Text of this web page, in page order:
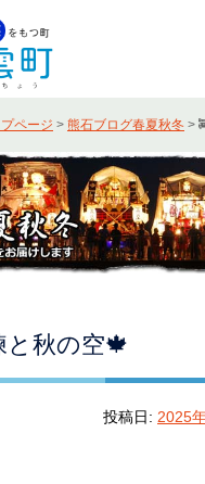
プページ > 熊石ブログ春夏秋冬 >
と秋の空🍁
投稿日: 2025